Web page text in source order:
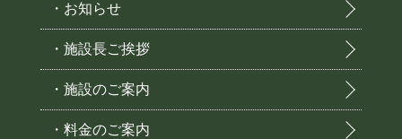
・お知らせ
・施設長ご挨拶
・施設のご案内
・料金のご案内